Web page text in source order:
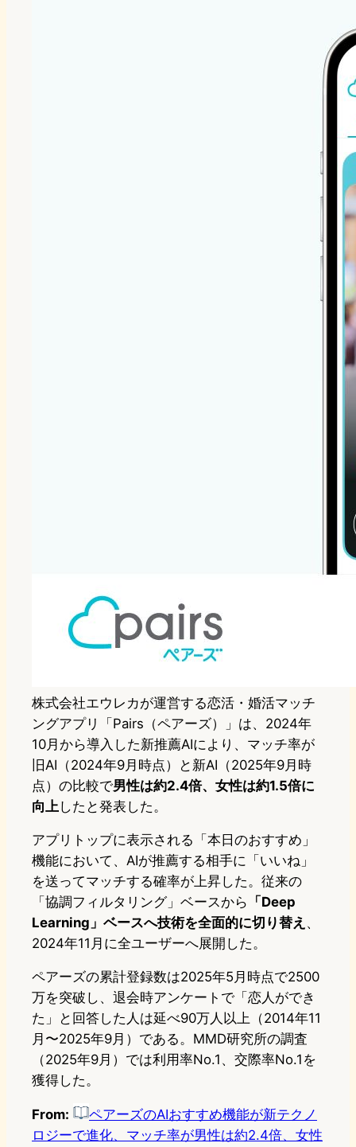
株式会社エウレカが運営する恋活・婚活マッチ
ングアプリ「Pairs（ペアーズ）」は、2024年
10月から導入した新推薦AIにより、マッチ率が
旧AI（2024年9月時点）と新AI（2025年9月時
点）の比較で男性は約2.4倍、女性は約1.5倍に
向上したと発表した。
アプリトップに表示される「本日のおすすめ」
機能において、AIが推薦する相手に「いいね」
を送ってマッチする確率が上昇した。従来の
「協調フィルタリング」ベースから 「Deep
Learning」ベースへ技術を全面的に切り替え 、
2024年11月に全ユーザーへ展開した。
ペアーズの累計登録数は2025年5月時点で2500
万を突破し、退会時アンケートで「恋人ができ
た」と回答した人は延べ90万人以上（2014年11
月〜2025年9月）である。MMD研究所の調査
（2025年9月）では利用率No.1、交際率No.1を
獲得した。
From:
ペアーズのAIおすすめ機能が新テクノ
ロジーで進化、マッチ率が男性は約2.4倍、女性